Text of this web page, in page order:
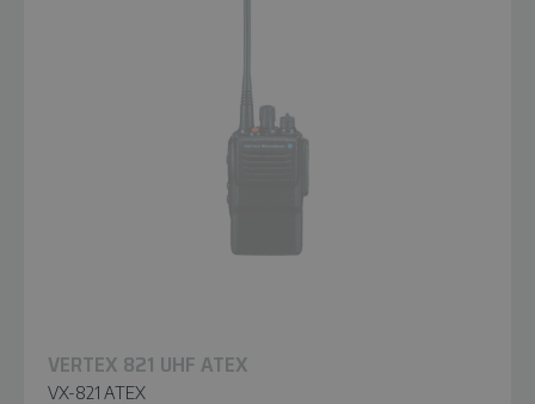
VERTEX 821 UHF ATEX
VX-821 ATEX